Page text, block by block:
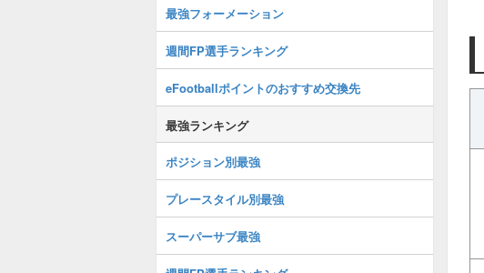
最強フォーメーション
週間FP選手ランキング
eFootballポイントのおすすめ交換先
最強ランキング
ポジション別最強
プレースタイル別最強
スーパーサブ最強